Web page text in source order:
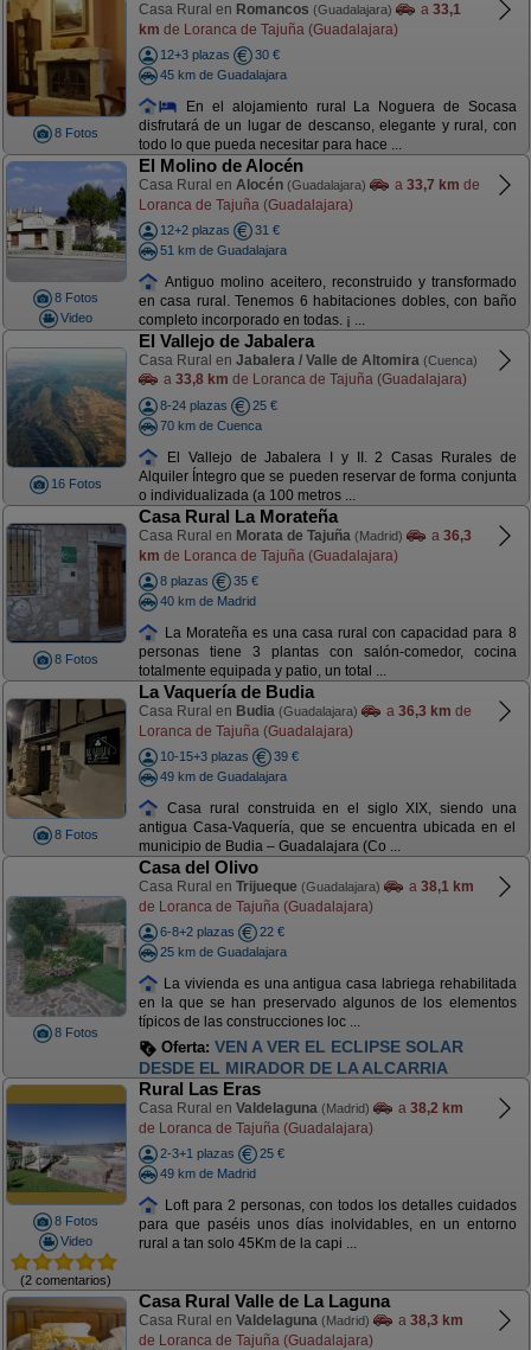
8 Fotos
Casa Rural en Romancos (Guadalajara) a 33,1
km de Loranca de Tajuña (Guadalajara)
12+3 plazas
30 €
45 km de Guadalajara
En el alojamiento rural La Noguera de Socasa
disfrutará de un lugar de descanso, elegante y rural, con
todo lo que pueda necesitar para hace ...
8 Fotos
Video
El Molino de Alocén
Casa Rural en Alocén (Guadalajara) a 33,7 km de
Loranca de Tajuña (Guadalajara)
12+2 plazas
31 €
51 km de Guadalajara
Antiguo molino aceitero, reconstruido y transformado
en casa rural. Tenemos 6 habitaciones dobles, con baño
completo incorporado en todas. ¡ ...
16 Fotos
El Vallejo de Jabalera
Casa Rural en Jabalera / Valle de Altomira (Cuenca)
a 33,8 km de Loranca de Tajuña (Guadalajara)
8-24 plazas
25 €
70 km de Cuenca
El Vallejo de Jabalera I y II. 2 Casas Rurales de
Alquiler Íntegro que se pueden reservar de forma conjunta
o individualizada (a 100 metros ...
8 Fotos
Casa Rural La Morateña
Casa Rural en Morata de Tajuña (Madrid) a 36,3
km de Loranca de Tajuña (Guadalajara)
8 plazas
35 €
40 km de Madrid
La Morateña es una casa rural con capacidad para 8
personas tiene 3 plantas con salón-comedor, cocina
totalmente equipada y patio, un total ...
8 Fotos
La Vaquería de Budia
Casa Rural en Budia (Guadalajara) a 36,3 km de
Loranca de Tajuña (Guadalajara)
10-15+3 plazas
39 €
49 km de Guadalajara
Casa rural construida en el siglo XIX, siendo una
antigua Casa-Vaquería, que se encuentra ubicada en el
municipio de Budia – Guadalajara (Co ...
8 Fotos
Casa del Olivo
Casa Rural en Trijueque (Guadalajara) a 38,1 km
de Loranca de Tajuña (Guadalajara)
6-8+2 plazas
22 €
25 km de Guadalajara
La vivienda es una antigua casa labriega rehabilitada
en la que se han preservado algunos de los elementos
típicos de las construcciones loc ...
Oferta: VEN A VER EL ECLIPSE SOLAR
DESDE EL MIRADOR DE LA ALCARRIA
8 Fotos
Video
(2 comentarios)
Rural Las Eras
Casa Rural en Valdelaguna (Madrid) a 38,2 km
de Loranca de Tajuña (Guadalajara)
2-3+1 plazas
25 €
49 km de Madrid
Loft para 2 personas, con todos los detalles cuidados
para que paséis unos días inolvidables, en un entorno
rural a tan solo 45Km de la capi ...
Casa Rural Valle de La Laguna
Casa Rural en Valdelaguna (Madrid) a 38,3 km
de Loranca de Tajuña (Guadalajara)